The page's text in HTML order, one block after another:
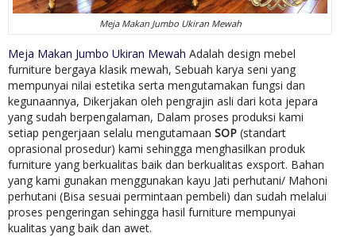
Meja Makan Jumbo Ukiran Mewah
Meja Makan Jumbo Ukiran Mewah Adalah design mebel
furniture bergaya klasik mewah, Sebuah karya seni yang
mempunyai nilai estetika serta mengutamakan fungsi dan
kegunaannya, Dikerjakan oleh pengrajin asli dari kota jepara
yang sudah berpengalaman, Dalam proses produksi kami
setiap pengerjaan selalu mengutamaan SOP (standart
oprasional prosedur) kami sehingga menghasilkan produk
furniture yang berkualitas baik dan berkualitas exsport. Bahan
yang kami gunakan menggunakan kayu Jati perhutani/ Mahoni
perhutani (Bisa sesuai permintaan pembeli) dan sudah melalui
proses pengeringan sehingga hasil furniture mempunyai
kualitas yang baik dan awet.